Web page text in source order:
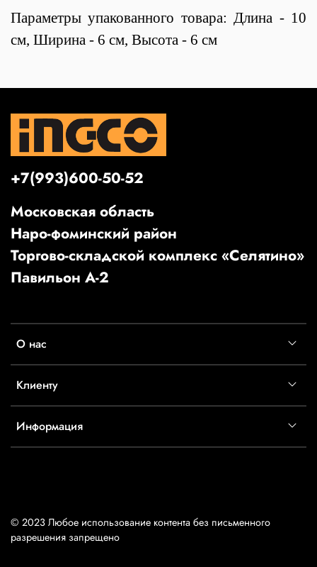
Параметры упакованного товара: Длина - 10
см, Ширина - 6 см, Высота - 6 см
О нас
Клиенту
Информация
+7(993)600-50-52
Московская область
Наро-фоминский район
Торгово-складской комплекс «Селятино»
Павильон А-2
© 2023 Любое использование контента без письменного
разрешения запрещено